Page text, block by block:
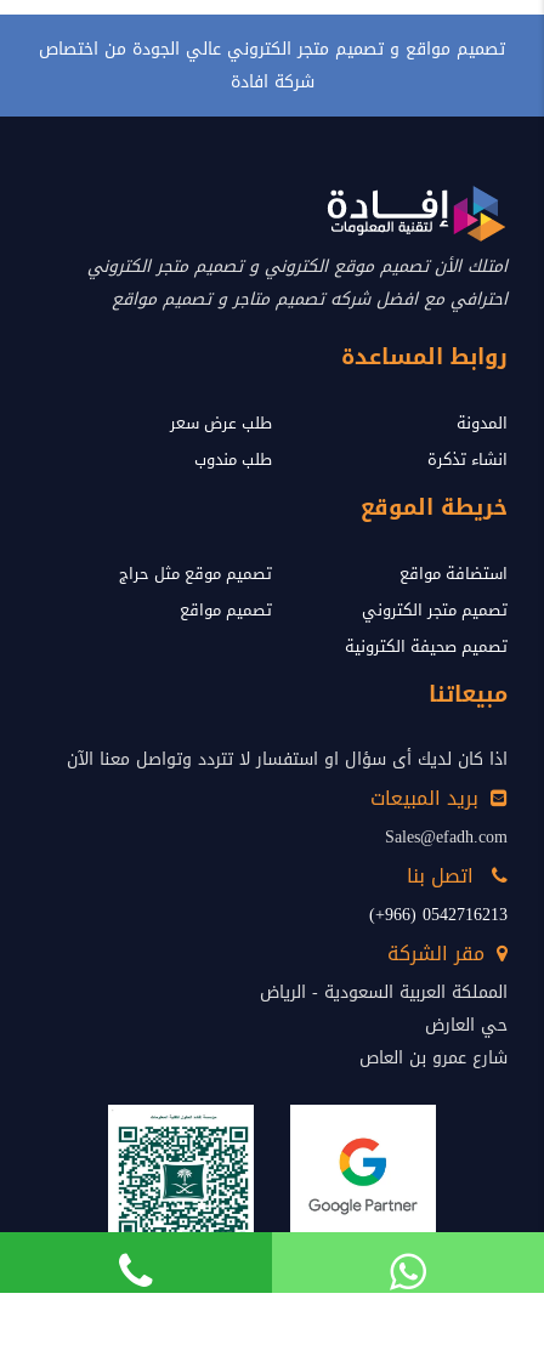
تصميم مواقع و تصميم متجر الكتروني عالي الجودة من اختصاص
شركة افادة
امتلك الأن تصميم موقع الكتروني و تصميم متجر الكتروني
احترافي مع افضل شركه تصميم متاجر و تصميم مواقع
روابط المساعدة
المدونة
طلب عرض سعر
انشاء تذكرة
طلب مندوب
خريطة الموقع
استضافة مواقع
تصميم موقع مثل حراج
تصميم متجر الكتروني
تصميم مواقع
تصميم صحيفة الكترونية
مبيعاتنا
اذا كان لديك أى سؤال او استفسار لا تتردد وتواصل معنا الآن
بريد المبيعات
Sales@efadh.com
اتصل بنا
0542716213 (966+)
مقر الشركة
المملكة العربية السعودية - الرياض
حي العارض
شارع عمرو بن العاص